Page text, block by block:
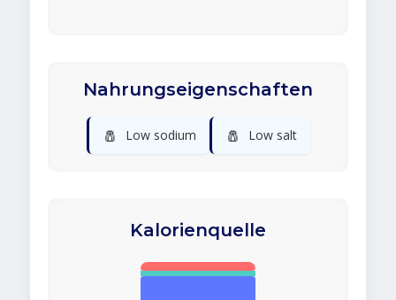
Nahrungseigenschaften
🧂 Low sodium 🧂 Low salt
Kalorienquelle